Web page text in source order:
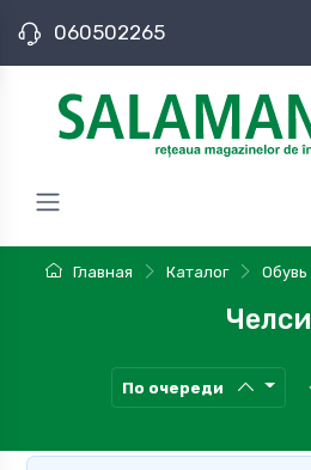
060502265
Главная Каталог Обувь
Челси
По очереди